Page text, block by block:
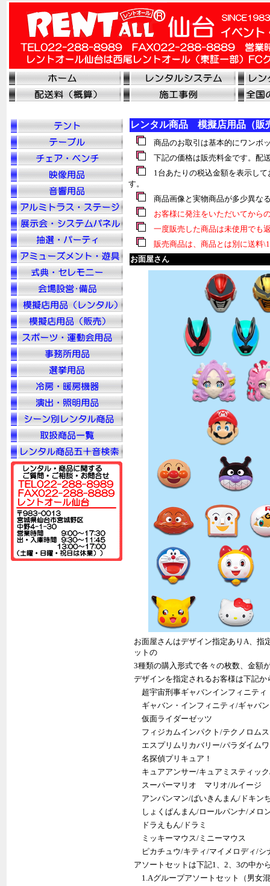
レンタル商品 模擬店用品（販
商品のお取引は基本的にワンボ
下記の価格は販売料金です。配
1台あたりの税込金額を表示して
す。
商品画像と実物商品が多少異な
お客様に発注をいただいてから
一度販売した商品は未使用でも
販売商品は、商品とは別に送料
お面屋さん
お面屋さんはデザイン指定ありA、指
ットの
3種類の購入形式で各々の枚数、金額
デザインを指定されるお客様は下記か
超宇宙刑事ギャバンインフィニティ
ギャバン・インフィニティ/ギャバ
仮面ライダーゼッツ
フィジカムインパクト/テクノロム
エスプリムリカバリー/パラダイム
名探偵プリキュア！
キュアアンサー/キュアミスティッ
スーパーマリオ マリオ/ルイージ
アンパンマン/ばいきんまん/ドキン
しょくぱんまん/ロールパンナ/メロ
ドラえもん/ドラミ
ミッキーマウス/ミニーマウス
ピカチュウ/キティ/マイメロディ/シ
アソートセットは下記1、2、3の中か
1.Aグループアソートセット（男女